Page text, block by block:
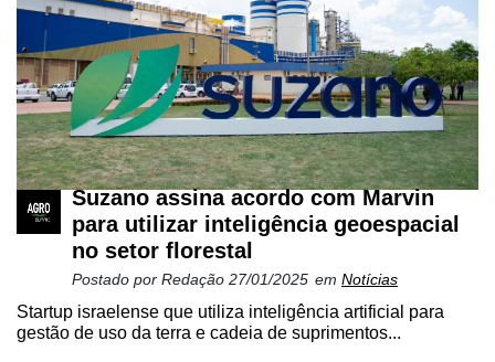
Suzano assina acordo com Marvin
para utilizar inteligência geoespacial
no setor florestal
Postado por Redação 27/01/2025 em Notícias
Startup israelense que utiliza inteligência artificial para
gestão de uso da terra e cadeia de suprimentos...